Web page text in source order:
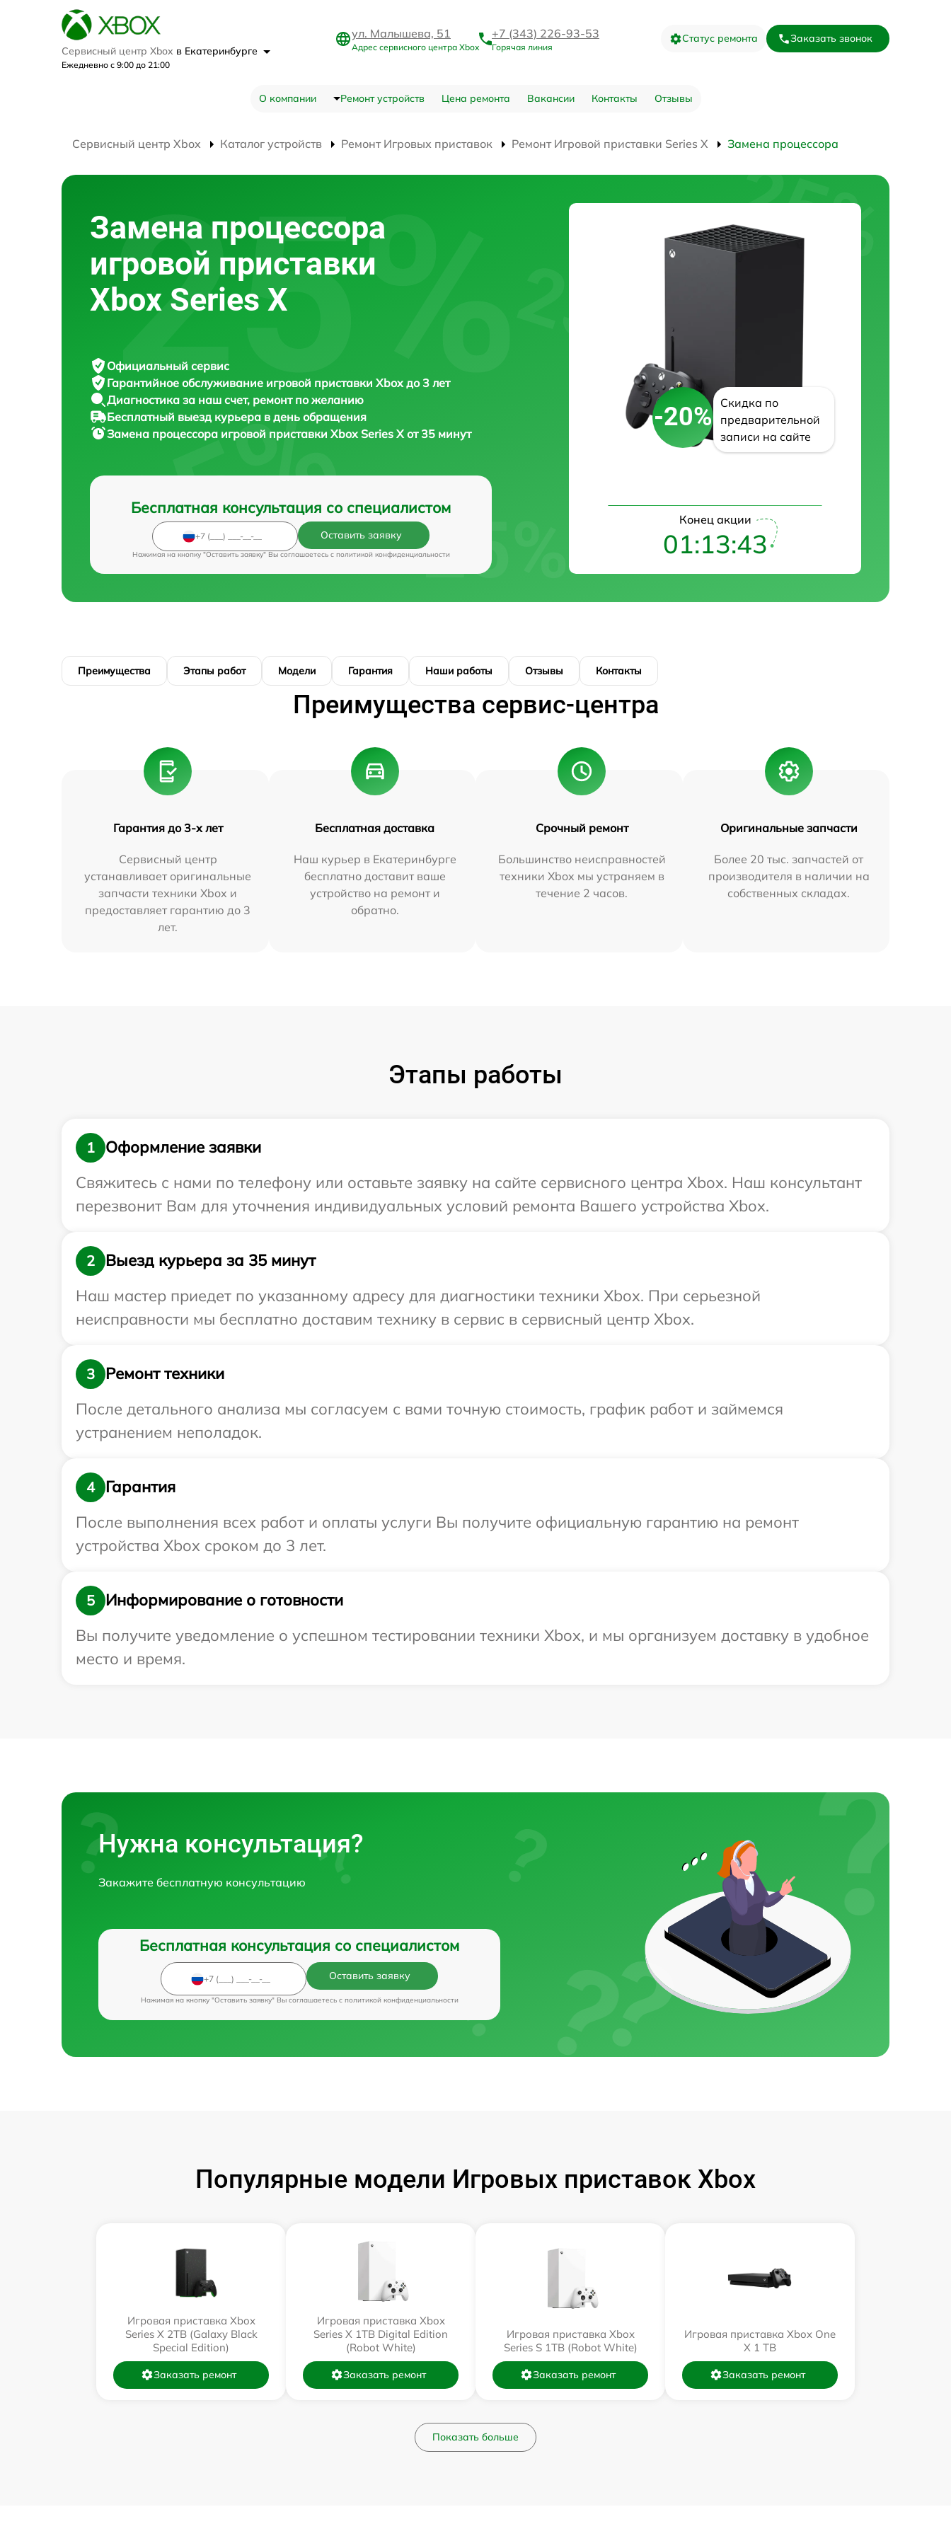
Сервисный центр Xbox в Екатеринбурге
Ежедневно с 9:00 до 21:00
ул. Малышева, 51
Адрес сервисного центра Xbox
+7 (343) 226-93-53
Горячая линия
Статус ремонта Заказать звонок
О компании Ремонт устройств Цена ремонта Вакансии Контакты Отзывы
Сервисный центр Xbox Каталог устройств Ремонт Игровых приставок Ремонт Игровой приставки Series X Замена процессора
Замена процессора
игровой приставки
Xbox Series X
Официальный сервис
Гарантийное обслуживание игровой приставки Xbox до 3 лет
Диагностика за наш счет, ремонт по желанию
Бесплатный выезд курьера в день обращения
Замена процессора игровой приставки Xbox Series X от 35 минут
Бесплатная консультация со специалистом
Оставить заявку
Нажимая на кнопку "Оставить заявку" Вы соглашаетесь c политикой конфиденциальности
-20%
Скидка по
предварительной
записи на сайте
Конец акции
01:13:42
Преимущества Этапы работ Модели Гарантия Наши работы Отзывы Контакты
Преимущества сервис-центра
Гарантия до 3-х лет
Сервисный центр
устанавливает оригинальные
запчасти техники Xbox и
предоставляет гарантию до 3
лет.
Бесплатная доставка
Наш курьер в Екатеринбурге
бесплатно доставит ваше
устройство на ремонт и
обратно.
Срочный ремонт
Большинство неисправностей
техники Xbox мы устраняем в
течение 2 часов.
Оригинальные запчасти
Более 20 тыс. запчастей от
производителя в наличии на
собственных складах.
Этапы работы
1
Оформление заявки
Свяжитесь с нами по телефону или оставьте заявку на сайте сервисного центра Xbox. Наш консультант
перезвонит Вам для уточнения индивидуальных условий ремонта Вашего устройства Xbox.
2
Выезд курьера за 35 минут
Наш мастер приедет по указанному адресу для диагностики техники Xbox. При серьезной
неисправности мы бесплатно доставим технику в сервис в сервисный центр Xbox.
3
Ремонт техники
После детального анализа мы согласуем с вами точную стоимость, график работ и займемся
устранением неполадок.
4
Гарантия
После выполнения всех работ и оплаты услуги Вы получите официальную гарантию на ремонт
устройства Xbox сроком до 3 лет.
5
Информирование о готовности
Вы получите уведомление о успешном тестировании техники Xbox, и мы организуем доставку в удобное
место и время.
Нужна консультация?
Закажите бесплатную консультацию
Бесплатная консультация со специалистом
Оставить заявку
Нажимая на кнопку "Оставить заявку" Вы соглашаетесь c политикой конфиденциальности
Популярные модели Игровых приставок Xbox
Игровая приставка Xbox
Series X 2TB (Galaxy Black
Special Edition)
Заказать ремонт
Игровая приставка Xbox
Series X 1TB Digital Edition
(Robot White)
Заказать ремонт
Игровая приставка Xbox
Series S 1TB (Robot White)
Заказать ремонт
Игровая приставка Xbox One
X 1 TB
Заказать ремонт
Показать больше